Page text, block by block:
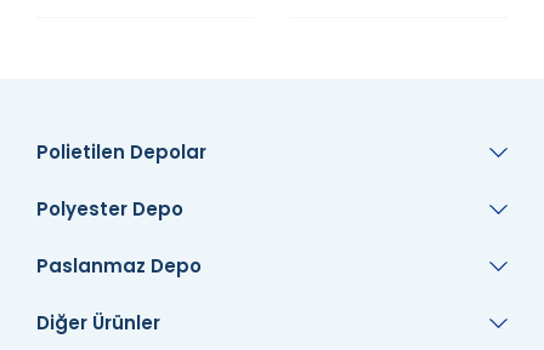
Polietilen Depolar
Polyester Depo
Paslanmaz Depo
Diğer Ürünler